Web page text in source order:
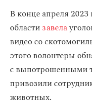
В конце апреля
областизавела
видео со
этого волонтеры
с выпотрошенными
привозили
животных.